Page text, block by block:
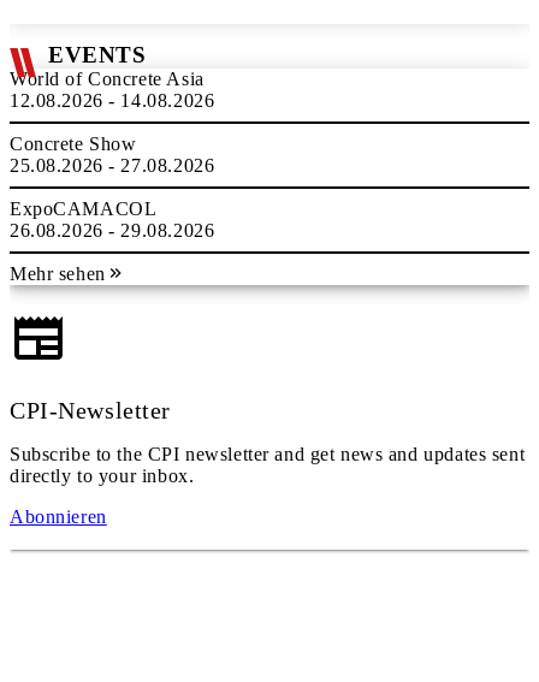
EVENTS
World of Concrete Asia
12.08.2026 - 14.08.2026
Concrete Show
25.08.2026 - 27.08.2026
ExpoCAMACOL
26.08.2026 - 29.08.2026
Mehr sehen
CPI-Newsletter
Subscribe to the CPI newsletter and get news and updates sent
directly to your inbox.
Abonnieren